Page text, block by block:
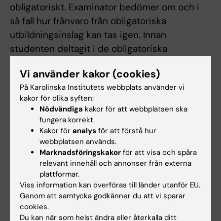
obligatoriskt. Examinator bedömer om och i
så fall hur frånvaro från obligatoriska
utbildningsinslag kan tas igen. Innan
studenten deltagit i de obligatoriska
enlighet med examinators anvisningar kan
inte studieresultaten slutrapporteras.
Frånvaro från ett obligatoriskt
utbildningsinslag kan innebära att den
studerande inte kan ta igen tillfället förrän
nästa gång kursen ges.
Begränsning av antal examinationer
De studenter som ej är godkända efter
ordinarie tillfälle har rätt att revidera och
lämna in uppgiften och/eller muntligt redovisa
Vi använder kakor (cookies)
På Karolinska Institutets webbplats använder vi
kakor för olika syften:
Nödvändiga kakor för att webbplatsen ska
fungera korrekt.
Kakor för analys för att förstå hur
webbplatsen används.
Marknadsföringskakor för att visa och spåra
relevant innehåll och annonser från externa
plattformar.
Viss information kan överföras till länder utanför EU.
Genom att samtycka godkänner du att vi sparar
cookies.
Du kan när som helst ändra eller återkalla ditt